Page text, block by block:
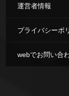
運営者情報
プライバシーポ
webでお問い合